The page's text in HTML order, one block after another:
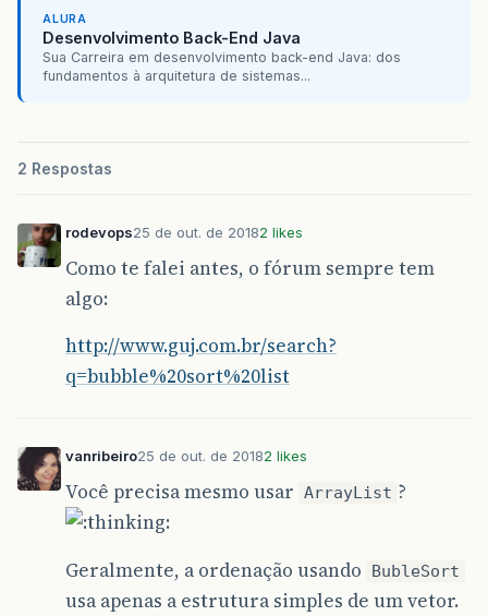
ALURA
Desenvolvimento Back-End Java
Sua Carreira em desenvolvimento back-end Java: dos
fundamentos à arquitetura de sistemas...
2 Respostas
rodevops25 de out. de 20182 likes
Como te falei antes, o fórum sempre tem
algo:
http://www.guj.com.br/search?
q=bubble%20sort%20list
vanribeiro25 de out. de 20182 likes
Você precisa mesmo usar ArrayList ?
Geralmente, a ordenação usando BubleSort
usa apenas a estrutura simples de um vetor.